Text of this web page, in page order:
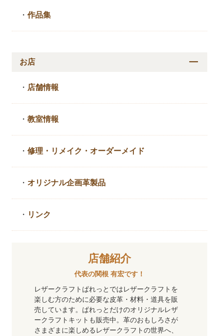
・作品集
お店
・ 店舗情報
・教室情報
・修理・リメイク・ オーダーメイド
・ オリジナル企画革製品
・ リンク
店舗紹介
代表の関根 有宏です！
レザークラフトぱれっとではレザークラフトを
楽しむ方のために必要な皮革・材料・道具を販
売しています。ぱれっとだけのオリジナルレザ
ークラフトキットも販売中。革のおもしろさが
さまざまに楽しめるレザークラフトの世界へ、